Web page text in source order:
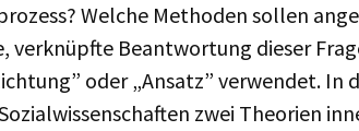
Welche Methoden sollen
verknüpfte Beantwortung dieser
oder „Ansatz” verwendet.
zwei Theorien